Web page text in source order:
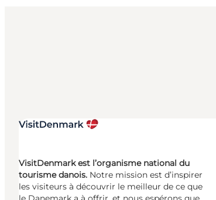
VisitDenmark est l’organisme national du
tourisme danois. Notre mission est d’inspirer
les visiteurs à découvrir le meilleur de ce que